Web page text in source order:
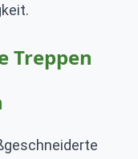
Treppen